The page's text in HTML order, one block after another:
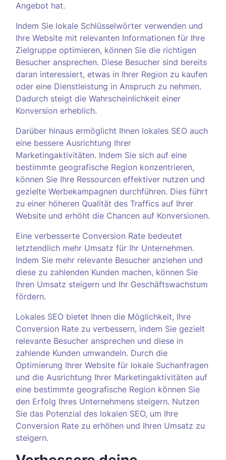
Angebot hat.
Indem Sie lokale Schlüsselwörter verwenden und
Ihre Website mit relevanten Informationen für Ihre
Zielgruppe optimieren, können Sie die richtigen
Besucher ansprechen. Diese Besucher sind bereits
daran interessiert, etwas in Ihrer Region zu kaufen
oder eine Dienstleistung in Anspruch zu nehmen.
Dadurch steigt die Wahrscheinlichkeit einer
Konversion erheblich.
Darüber hinaus ermöglicht Ihnen lokales SEO auch
eine bessere Ausrichtung Ihrer
Marketingaktivitäten. Indem Sie sich auf eine
bestimmte geografische Region konzentrieren,
können Sie Ihre Ressourcen effektiver nutzen und
gezielte Werbekampagnen durchführen. Dies führt
zu einer höheren Qualität des Traffics auf Ihrer
Website und erhöht die Chancen auf Konversionen.
Eine verbesserte Conversion Rate bedeutet
letztendlich mehr Umsatz für Ihr Unternehmen.
Indem Sie mehr relevante Besucher anziehen und
diese zu zahlenden Kunden machen, können Sie
Ihren Umsatz steigern und Ihr Geschäftswachstum
fördern.
Lokales SEO bietet Ihnen die Möglichkeit, Ihre
Conversion Rate zu verbessern, indem Sie gezielt
relevante Besucher ansprechen und diese in
zahlende Kunden umwandeln. Durch die
Optimierung Ihrer Website für lokale Suchanfragen
und die Ausrichtung Ihrer Marketingaktivitäten auf
eine bestimmte geografische Region können Sie
den Erfolg Ihres Unternehmens steigern. Nutzen
Sie das Potenzial des lokalen SEO, um Ihre
Conversion Rate zu erhöhen und Ihren Umsatz zu
steigern.